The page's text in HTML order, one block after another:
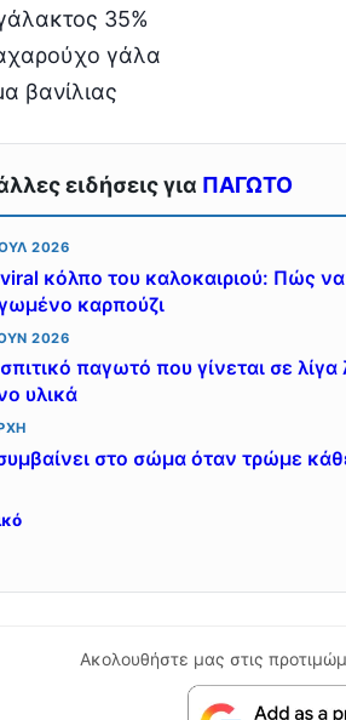
35%
γάλα
βανίλιας
ειδήσεις για ΠΑΓΩΤΟ
2026
κόλπο του καλοκαιριού: Πώς
καρπούζι
2026
παγωτό που γίνεται σε
υλικά
στο σώμα όταν τρώμε
Ακολουθήστε μας στις